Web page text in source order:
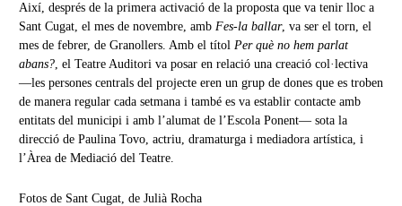
Així, després de la primera activació de la proposta que va tenir lloc a
Sant Cugat, el mes de novembre, amb Fes-la ballar, va ser el torn, el
mes de febrer, de Granollers. Amb el títol Per què no hem parlat
abans?, el Teatre Auditori va posar en relació una creació col·lectiva
—les persones centrals del projecte eren un grup de dones que es troben
de manera regular cada setmana i també es va establir contacte amb
entitats del municipi i amb l’alumat de l’Escola Ponent— sota la
direcció de Paulina Tovo, actriu, dramaturga i mediadora artística, i
l’Àrea de Mediació del Teatre.
Fotos de Sant Cugat, de Julià Rocha